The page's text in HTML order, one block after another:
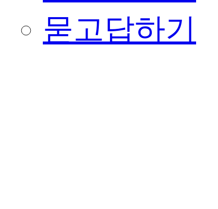
묻고답하기